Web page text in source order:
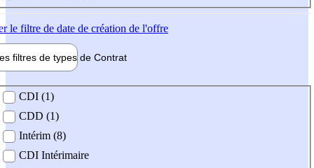
le filtre de date de création de l'offre
filtres de types de Contrat
contrat
CDI (1)
CDD (1)
Intérim (8)
CDI Intérimaire